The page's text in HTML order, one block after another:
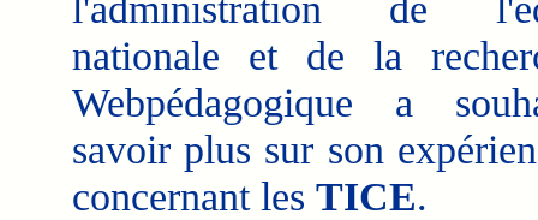
nationale et de la
Webpédagogique a
savoir plus sur son
concernant les TICE.